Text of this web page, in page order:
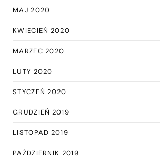
MAJ 2020
KWIECIEŃ 2020
MARZEC 2020
LUTY 2020
STYCZEŃ 2020
GRUDZIEŃ 2019
LISTOPAD 2019
PAŹDZIERNIK 2019